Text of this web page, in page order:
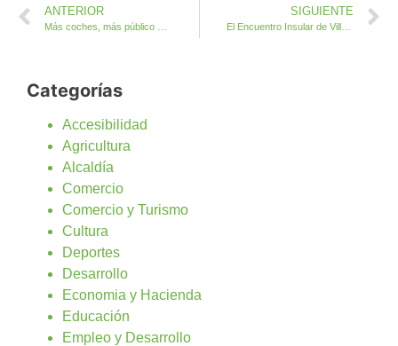
ANTERIOR SIGUIENTE
El Encuentro Insular de Villancicos regresa para quedarse en la Iglesia de Antigua
Categorías
Accesibilidad
Agricultura
Alcaldía
Comercio
Comercio y Turismo
Cultura
Deportes
Desarrollo
Economia y Hacienda
Educación
Empleo y Desarrollo